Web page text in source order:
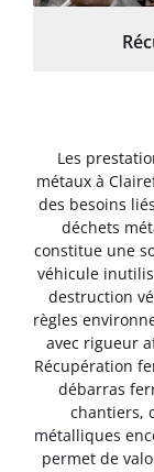
Les
métaux à
des besoins
déchets
constitue une
véhicule
destruction
règles
avec rigueur
Récupération
débarras
chantiers,
métalliques
permet de